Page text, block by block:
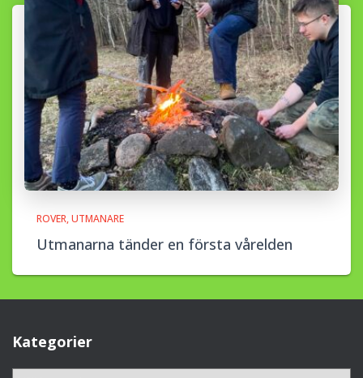
ROVER UTMANARE
Utmanarna tänder en första vårelden
Kategorier